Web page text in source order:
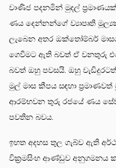
වාණිජ පදනමින් මුදල්
ණය දෙන්නන්ගේ ව්‍යාපෘති
ලැබෙන අතර ඔක්තෝම්බර්
ගෙවීමට ඇති බවත් ඒ වනතුරු
බවත් ඔහු පවසයි. ඔහු
මුල් මාස කීපය සඳහා
ආරම්භවන තුරු රජයේ ණය
පවතින බවය.
ඉහත අදහස තුල ගැබ්ව ඇති
වික්‍රමසිංහ ආණ්ඩුව අනුගමනය